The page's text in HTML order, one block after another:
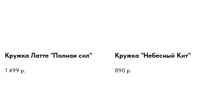
Кружка Латте "Полная сил"
1 499 р.
Кружка "Небесный Кит"
890 р.